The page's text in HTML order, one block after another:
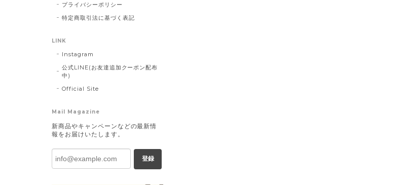
プライバシーポリシー
特定商取引法に基づく表記
LINK
Instagram
公式LINE(お友達追加クーポン配布
中)
Official Site
Mail Magazine
新商品やキャンペーンなどの最新情
報をお届けいたします。
登録